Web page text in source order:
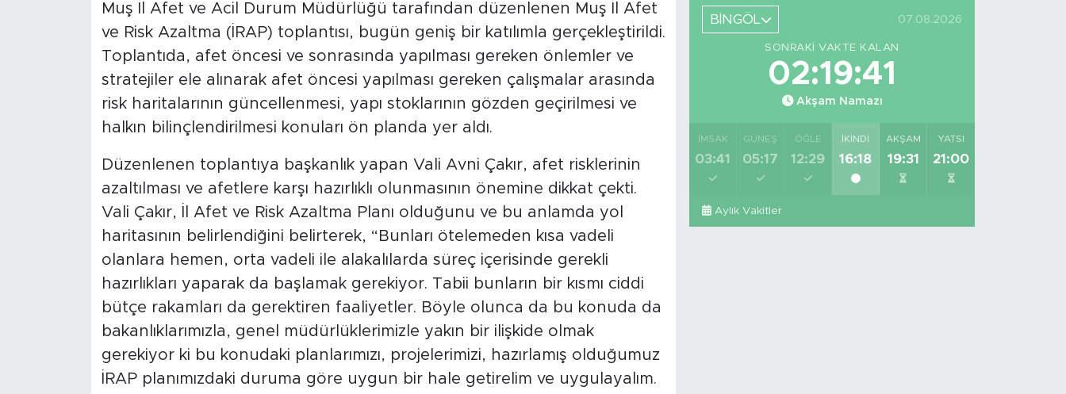
Muş İl Afet ve Acil Durum Müdürlüğü tarafından düzenlenen Muş İl Afet
ve Risk Azaltma (İRAP) toplantısı, bugün geniş bir katılımla gerçekleştirildi.
Toplantıda, afet öncesi ve sonrasında yapılması gereken önlemler ve
stratejiler ele alınarak afet öncesi yapılması gereken çalışmalar arasında
risk haritalarının güncellenmesi, yapı stoklarının gözden geçirilmesi ve
halkın bilinçlendirilmesi konuları ön planda yer aldı.
Düzenlenen toplantıya başkanlık yapan Vali Avni Çakır, afet risklerinin
azaltılması ve afetlere karşı hazırlıklı olunmasının önemine dikkat çekti.
Vali Çakır, İl Afet ve Risk Azaltma Planı olduğunu ve bu anlamda yol
haritasının belirlendiğini belirterek, “Bunları ötelemeden kısa vadeli
olanlara hemen, orta vadeli ile alakalılarda süreç içerisinde gerekli
hazırlıkları yaparak da başlamak gerekiyor. Tabii bunların bir kısmı ciddi
bütçe rakamları da gerektiren faaliyetler. Böyle olunca da bu konuda da
bakanlıklarımızla, genel müdürlüklerimizle yakın bir ilişkide olmak
gerekiyor ki bu konudaki planlarımızı, projelerimizi, hazırlamış olduğumuz
İRAP planımızdaki duruma göre uygun bir hale getirelim ve uygulayalım.
BİNGÖL 07.08.2026
SONRAKI VAKTE KALAN
02:19:40
Akşam Namazı
İMSAK
03:41
GÜNEŞ
05:17
ÖĞLE
12:29
İKINDI
16:18
AKŞAM
19:31
YATSI
21:00
Aylık Vakitler